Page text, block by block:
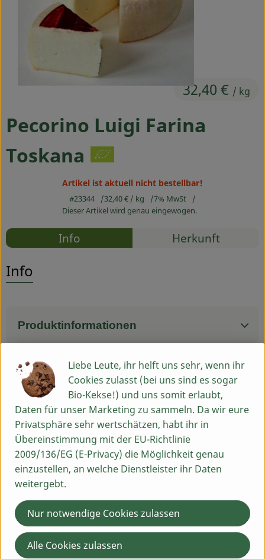
Ökokisten
Obst & Gemüse
Drogerie
Über uns
Blog & Aktuelles
Pecorino Luigi Farina
Toskana
32,40 € / kg
Artikel ist aktuell nicht bestellbar!
#23344 32,40 € / kg
7% MwSt
Dieser Artikel wird genau eingewogen.
Rezepte
Info Herkunft
Info
Produktinformationen
Herkunft
Hersteller: ILP
Italien
Du hast eine Frage? Wir helfen dir gern:
Egenhausen 54
91619 Obernzenn
Montag bis Freitag: 9 bis 13 Uhr
Schick uns eine WhatsApp an 09844 33 5 99 0
Liebe Leute, ihr helft uns sehr, wenn ihr
Cookies zulasst (bei uns sind es sogar
Bio-Kekse!) und uns somit erlaubt,
Daten für unser Marketing zu sammeln. Da wir eure
Privatsphäre sehr wertschätzen, habt ihr in
Übereinstimmung mit der EU-Richtlinie
2009/136/EG (E-Privacy) die Möglichkeit genau
einzustellen, an welche Dienstleister ihr Daten
weitergebt.
Nur notwendige Cookies zulassen
Alle Cookies zulassen